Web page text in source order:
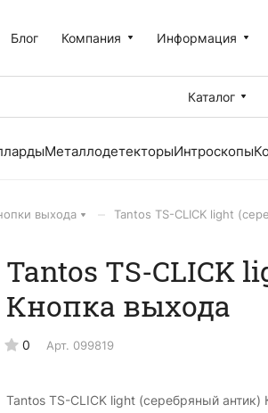
Блог Компания Информация
Каталог
МеталлодетекторыИнтроскопы
выхода Tantos TS-CLICK light
Tantos TS-CLICK
Кнопка выхода
0 Арт. 099819
Tantos TS-CLICK light (серебряный антик)